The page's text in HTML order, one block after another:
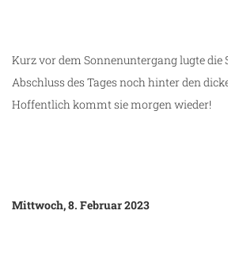
Kurz vor dem Sonnenuntergang lugte die
Abschluss des Tages noch hinter den
Hoffentlich kommt sie morgen wieder!
Mittwoch, 8. Februar 2023